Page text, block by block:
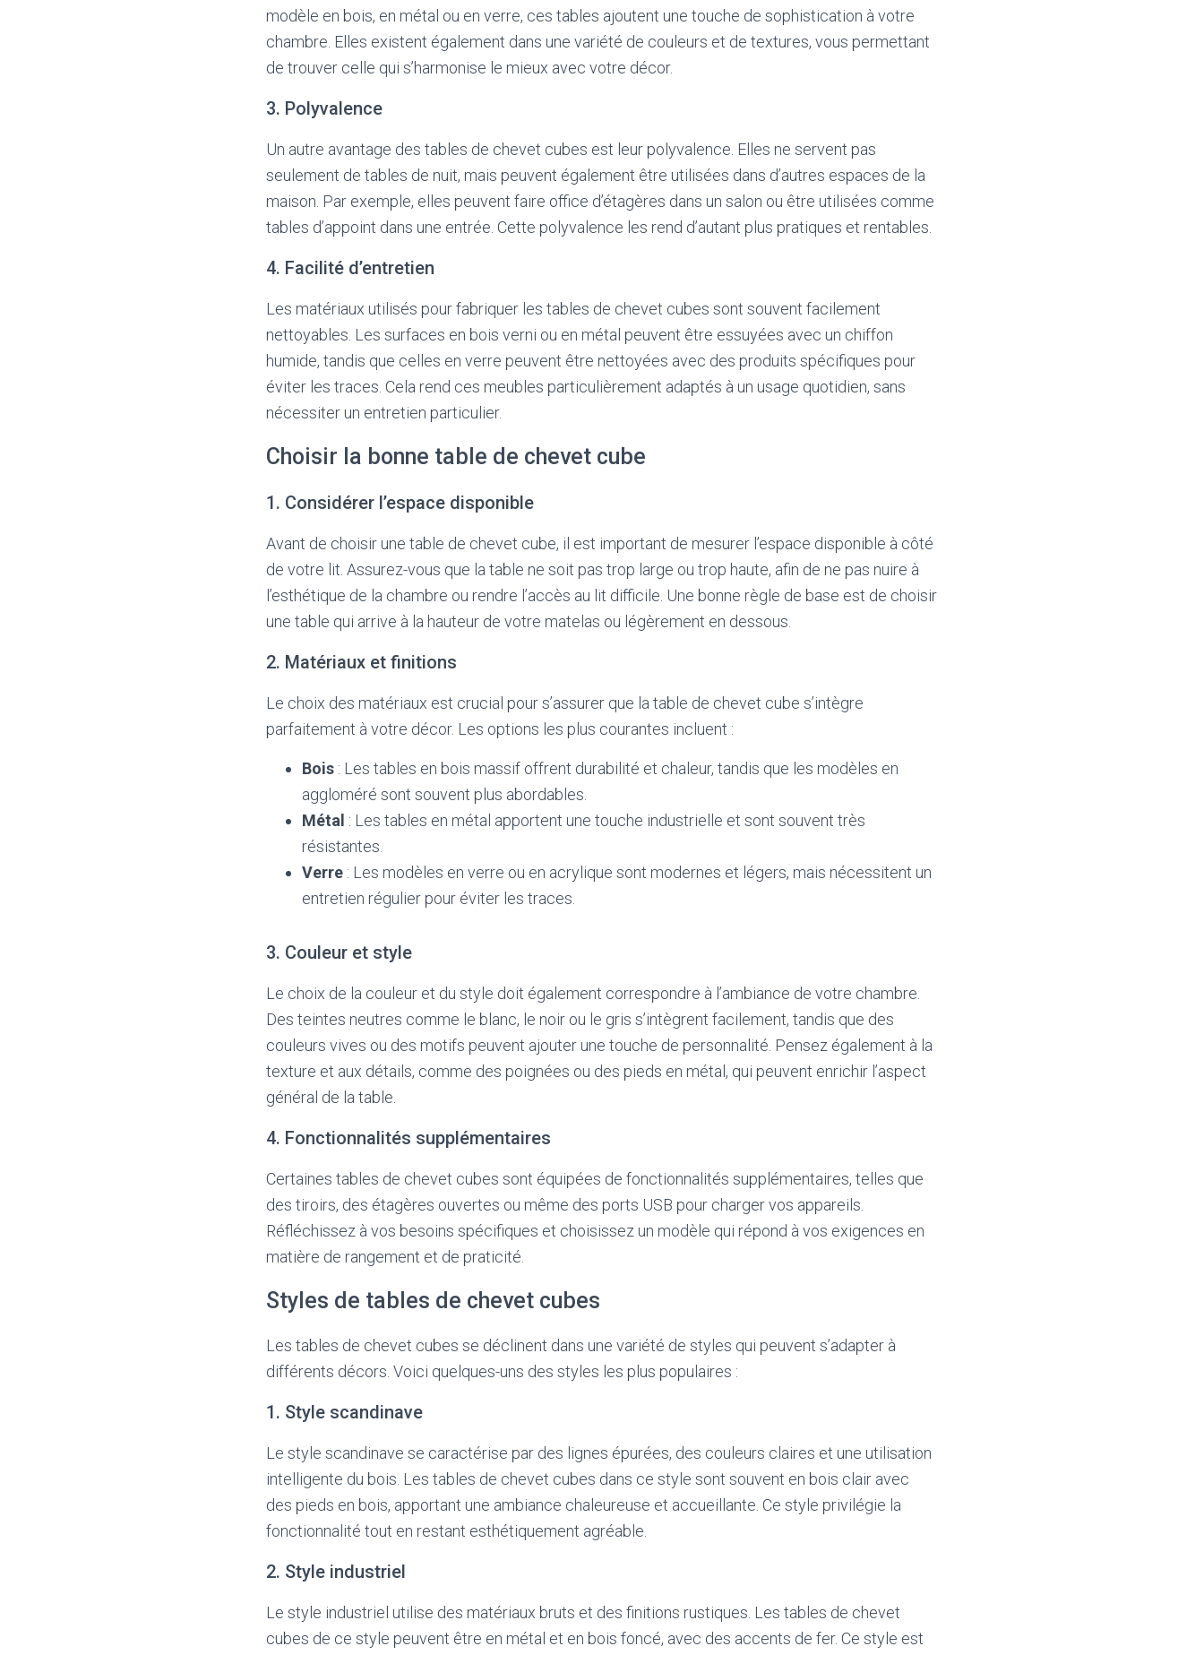
modèle en bois, en métal ou en verre, ces tables ajoutent une touche de sophistication à votre
chambre. Elles existent également dans une variété de couleurs et de textures, vous permettant
de trouver celle qui s’harmonise le mieux avec votre décor.
3. Polyvalence
Un autre avantage des tables de chevet cubes est leur polyvalence. Elles ne servent pas
seulement de tables de nuit, mais peuvent également être utilisées dans d’autres espaces de la
maison. Par exemple, elles peuvent faire office d’étagères dans un salon ou être utilisées comme
tables d’appoint dans une entrée. Cette polyvalence les rend d’autant plus pratiques et rentables.
4. Facilité d’entretien
Les matériaux utilisés pour fabriquer les tables de chevet cubes sont souvent facilement
nettoyables. Les surfaces en bois verni ou en métal peuvent être essuyées avec un chiffon
humide, tandis que celles en verre peuvent être nettoyées avec des produits spécifiques pour
éviter les traces. Cela rend ces meubles particulièrement adaptés à un usage quotidien, sans
nécessiter un entretien particulier.
Choisir la bonne table de chevet cube
1. Considérer l’espace disponible
Avant de choisir une table de chevet cube, il est important de mesurer l’espace disponible à côté
de votre lit. Assurez-vous que la table ne soit pas trop large ou trop haute, afin de ne pas nuire à
l’esthétique de la chambre ou rendre l’accès au lit difficile. Une bonne règle de base est de choisir
une table qui arrive à la hauteur de votre matelas ou légèrement en dessous.
2. Matériaux et finitions
Le choix des matériaux est crucial pour s’assurer que la table de chevet cube s’intègre
parfaitement à votre décor. Les options les plus courantes incluent :
Bois : Les tables en bois massif offrent durabilité et chaleur, tandis que les modèles en
aggloméré sont souvent plus abordables.
Métal : Les tables en métal apportent une touche industrielle et sont souvent très
résistantes.
Verre : Les modèles en verre ou en acrylique sont modernes et légers, mais nécessitent un
entretien régulier pour éviter les traces.
3. Couleur et style
Le choix de la couleur et du style doit également correspondre à l’ambiance de votre chambre.
Des teintes neutres comme le blanc, le noir ou le gris s’intègrent facilement, tandis que des
couleurs vives ou des motifs peuvent ajouter une touche de personnalité. Pensez également à la
texture et aux détails, comme des poignées ou des pieds en métal, qui peuvent enrichir l’aspect
général de la table.
4. Fonctionnalités supplémentaires
Certaines tables de chevet cubes sont équipées de fonctionnalités supplémentaires, telles que
des tiroirs, des étagères ouvertes ou même des ports USB pour charger vos appareils.
Réfléchissez à vos besoins spécifiques et choisissez un modèle qui répond à vos exigences en
matière de rangement et de praticité.
Styles de tables de chevet cubes
Les tables de chevet cubes se déclinent dans une variété de styles qui peuvent s’adapter à
différents décors. Voici quelques-uns des styles les plus populaires :
1. Style scandinave
Le style scandinave se caractérise par des lignes épurées, des couleurs claires et une utilisation
intelligente du bois. Les tables de chevet cubes dans ce style sont souvent en bois clair avec
des pieds en bois, apportant une ambiance chaleureuse et accueillante. Ce style privilégie la
fonctionnalité tout en restant esthétiquement agréable.
2. Style industriel
Le style industriel utilise des matériaux bruts et des finitions rustiques. Les tables de chevet
cubes de ce style peuvent être en métal et en bois foncé, avec des accents de fer. Ce style est